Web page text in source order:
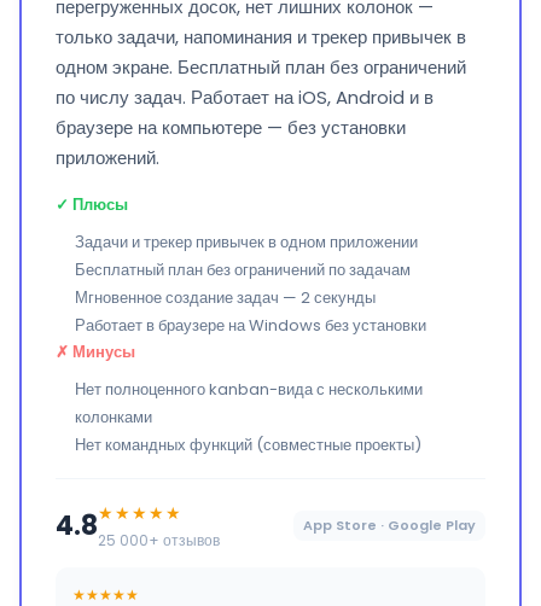
перегруженных досок, нет лишних колонок —
только задачи, напоминания и трекер привычек в
одном экране. Бесплатный план без ограничений
по числу задач. Работает на iOS, Android и в
браузере на компьютере — без установки
приложений.
✓ Плюсы
Задачи и трекер привычек в одном приложении
Бесплатный план без ограничений по задачам
Мгновенное создание задач — 2 секунды
Работает в браузере на Windows без установки
✗ Минусы
Нет полноценного kanban-вида с несколькими
колонками
Нет командных функций (совместные проекты)
4.8★★★★★
25 000+ отзывов
App Store · Google Play
★★★★★